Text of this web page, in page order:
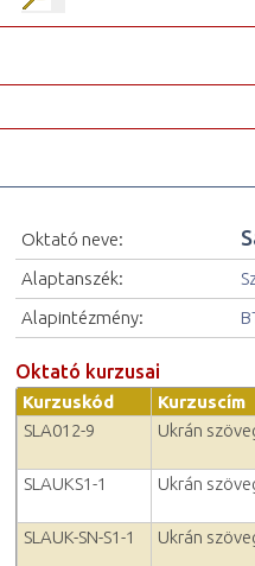
Oktató neve:
Alaptanszék:
Alapintézmény:
Oktató kurzusai
Kurzuskód Kurzuscím
SLA012-9
Ukrán
SLAUKS1-1
Ukrán
SLAUK-SN-S1-1
Ukrán